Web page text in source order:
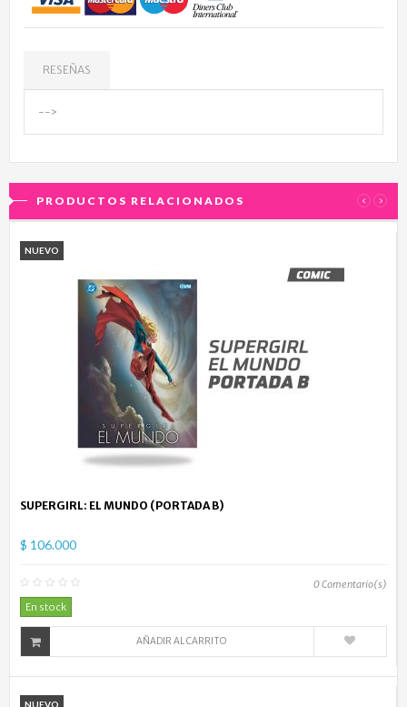
RESEÑAS
-->
PRODUCTOS RELACIONADOS ‹ ›
NUEVO
SUPERGIRL: EL MUNDO (PORTADA B)
$ 106.000
0Comentario(s)
En stock
AÑADIR AL CARRITO
NUEVO